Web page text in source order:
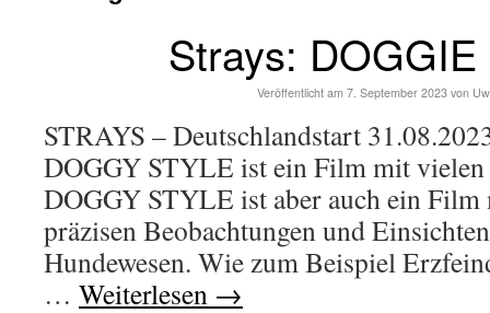
Strays:
Veröffentlicht am 7. September 2023 von
STRAYS – Deutschlandstart
DOGGY STYLE ist ein Film mit vielen
DOGGY STYLE ist aber auch ein
präzisen Beobachtungen und
Hundewesen. Wie zum Beispiel
… Weiterlesen →